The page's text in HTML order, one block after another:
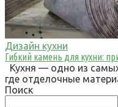
Дизайн кухни
Гибкий камень для кухни:
Кухня — одно из
где отделочные
Поиск